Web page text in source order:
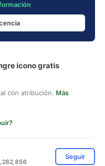
icono gratis
con atribución. Más
Seguir